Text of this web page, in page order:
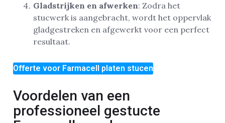
Gladstrijken en afwerken: Zodra het
stucwerk is aangebracht, wordt het oppervlak
gladgestreken en afgewerkt voor een perfect
resultaat.
Offerte voor Farmacell platen stucen
Voordelen van een
professioneel gestucte